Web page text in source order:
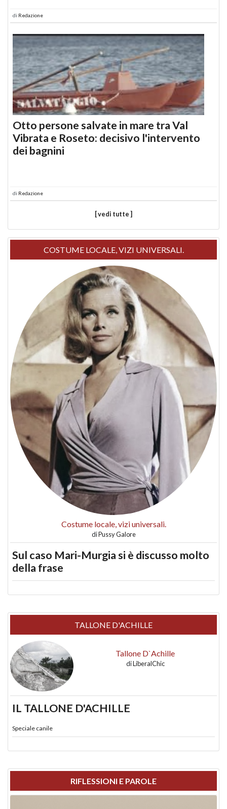
di Redazione
Otto persone salvate in mare tra Val
Vibrata e Roseto: decisivo l'intervento
dei bagnini
di Redazione
[ vedi tutte ]
COSTUME LOCALE, VIZI UNIVERSALI.
Costume locale, vizi universali.
diPussy Galore
Sul caso Mari-Murgia si è discusso molto
della frase
TALLONE D'ACHILLE
Tallone D`Achille
diLiberalChic
IL TALLONE D'ACHILLE
Speciale canile
RIFLESSIONI E PAROLE